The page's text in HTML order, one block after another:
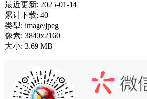
最近更新: 2025-01-14
累计下载: 40
类型: image/jpeg
像素: 3840x2160
大小: 3.69 MB